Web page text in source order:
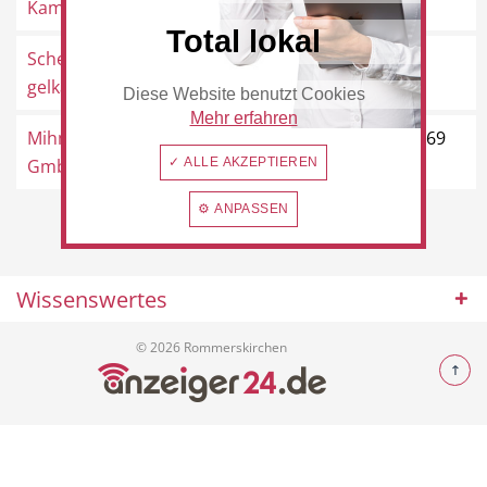
Beauty & Wellness Auto
Handwerk Sport & Freizeit
Dienstleistungen
Kaminöfen und ...
Rommerskirchen
Schenk,
gelkamine.de
Maternusstraße 29, 41569
Rommerskirchen
Mihm-Bauelemente
GmbH
Am Tannenwäldchen 1, 41569
Rommerskirchen
Wissenswertes
© 2026 Rommerskirchen
Total lokal
Diese Website benutzt Cookies
Mehr erfahren
✓ ALLE AKZEPTIEREN
⚙ ANPASSEN